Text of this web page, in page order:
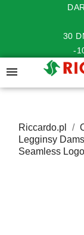
30
-

Riccardo.pl
Legginsy
Seamless